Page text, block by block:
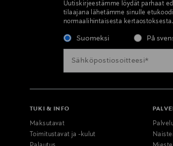
Uutiskirjeestämme löydät parhaat
tilaajana lähetämme sinulle
normaalihintaisesta kertaostoksesta.
Suomeksi På
TUKI & INFO
Maksutavat
Toimitustavat ja -kulut